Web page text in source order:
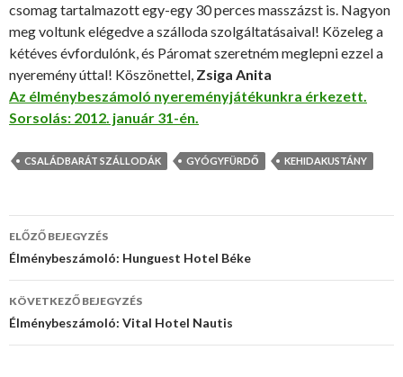
csomag tartalmazott egy-egy 30 perces masszázst is. Nagyon
meg voltunk elégedve a szálloda szolgáltatásaival! Közeleg a
kétéves évfordulónk, és Páromat szeretném meglepni ezzel a
nyeremény úttal! Köszönettel, Zsiga Anita
Az élménybeszámoló nyereményjátékunkra érkezett.
Sorsolás: 2012. január 31-én.
CSALÁDBARÁT SZÁLLODÁK GYÓGYFÜRDŐ KEHIDAKUSTÁNY
Bejegyzés
navigáció
ELŐZŐ BEJEGYZÉS
Élménybeszámoló: Hunguest Hotel Béke
KÖVETKEZŐ BEJEGYZÉS
Élménybeszámoló: Vital Hotel Nautis